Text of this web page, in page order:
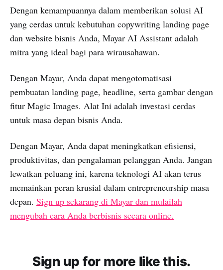
Dengan kemampuannya dalam memberikan solusi AI
yang cerdas untuk kebutuhan copywriting landing page
dan website bisnis Anda, Mayar AI Assistant adalah
mitra yang ideal bagi para wirausahawan.
Dengan Mayar, Anda dapat mengotomatisasi
pembuatan landing page, headline, serta gambar dengan
fitur Magic Images. Alat Ini adalah investasi cerdas
untuk masa depan bisnis Anda.
Dengan Mayar, Anda dapat meningkatkan efisiensi,
produktivitas, dan pengalaman pelanggan Anda. Jangan
lewatkan peluang ini, karena teknologi AI akan terus
memainkan peran krusial dalam entrepreneurship masa
depan. Sign up sekarang di Mayar dan mulailah
mengubah cara Anda berbisnis secara online.
Sign up for more like this.